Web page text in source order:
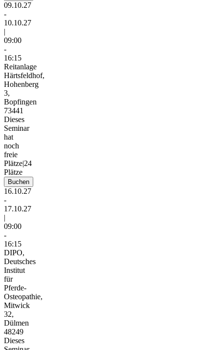
09.10.27
-
10.10.27
|
09:00
-
16:15
Reitanlage
Härtsfeldhof,
Hohenberg
3,
Bopfingen
73441
Dieses
Seminar
hat
noch
freie
Plätze|24
Plätze
Buchen
16.10.27
-
17.10.27
|
09:00
-
16:15
DIPO,
Deutsches
Institut
für
Pferde-
Osteopathie,
Mitwick
32,
Dülmen
48249
Dieses